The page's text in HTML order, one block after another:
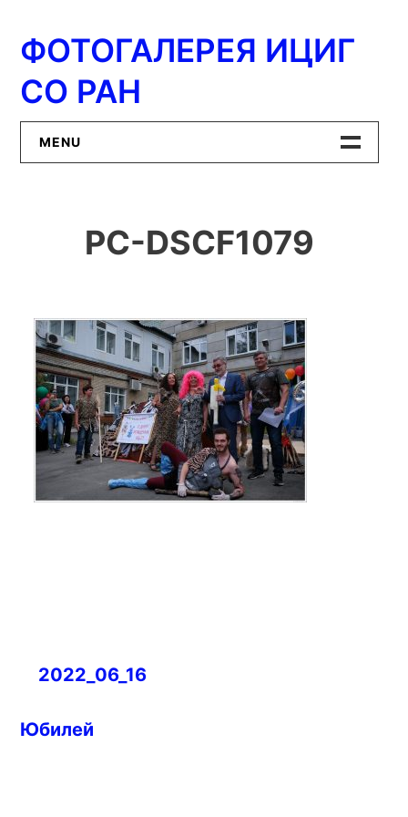
содержимому
ФОТОГАЛЕРЕЯ ИЦИГ
СО РАН
MENU
ИЦиГ СО РАН
PC-DSCF1079
Навигация
записям
2022_06_16
Юбилей